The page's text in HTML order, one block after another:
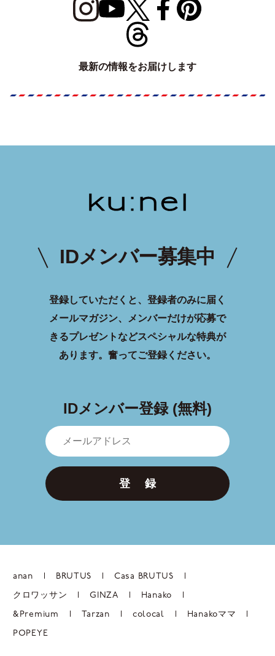
最新の情報をお届けします
IDメンバー募集中
登録していただくと、登録者のみに届く
メールマガジン、メンバーだけが応募で
きるプレゼントなどスペシャルな特典が
あります。 奮ってご登録ください。
IDメンバー登録 (無料)
登 録
anan BRUTUS Casa BRUTUS
クロワッサン GINZA Hanako
&Premium Tarzan colocal Hanakoママ
POPEYE